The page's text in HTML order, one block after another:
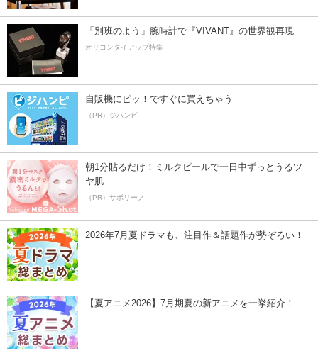
「別班のよう」腕時計で『VIVANT』の世界観再現
オリコンタイアップ特集
自販機にピッ！ですぐに買えちゃう
（PR）ジハンピ
朝1分貼るだけ！ミルクピールで一日中ずっとうるツ
ヤ肌
（PR）サボリーノ
2026年7月夏ドラマも、注目作＆話題作が勢ぞろい！
【夏アニメ2026】7月期夏の新アニメを一挙紹介！